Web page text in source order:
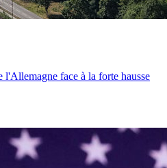
l'Allemagne face à la forte hausse